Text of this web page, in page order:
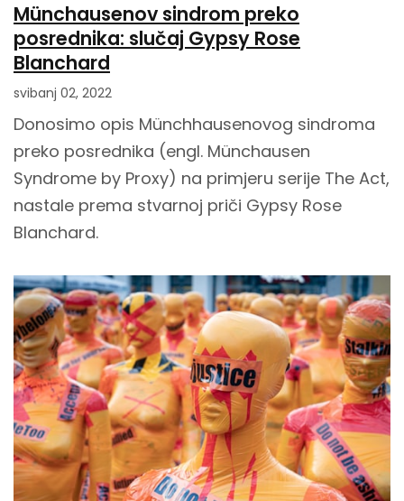
Münchausenov sindrom preko
posrednika: slučaj Gypsy Rose
Blanchard
svibanj 02, 2022
Donosimo opis Münchhausenovog sindroma
preko posrednika (engl. Münchausen
Syndrome by Proxy) na primjeru serije The Act,
nastale prema stvarnoj priči Gypsy Rose
Blanchard.